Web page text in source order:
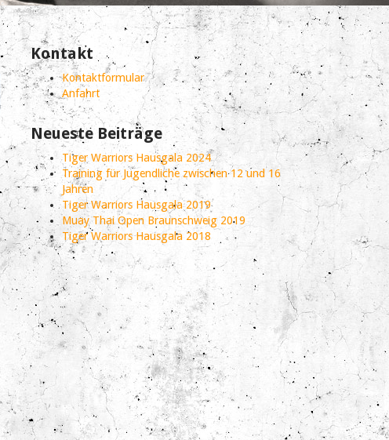
Kontakt
Kontaktformular
Anfahrt
Neueste Beiträge
Tiger Warriors Hausgala 2024
Training für Jugendliche zwischen 12 und 16
Jahren
Tiger Warriors Hausgala 2019
Muay Thai Open Braunschweig 2019
Tiger Warriors Hausgala 2018